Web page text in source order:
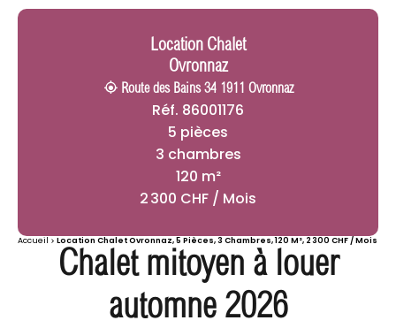
Location Chalet
Ovronnaz
Route des Bains 34 1911 Ovronnaz
Réf. 86001176
5 pièces
3 chambres
120 m²
2 300 CHF / Mois
Accueil Location Chalet Ovronnaz, 5 Pièces, 3 Chambres, 120 M², 2 300 CHF / Mois
Chalet mitoyen à louer
automne 2026